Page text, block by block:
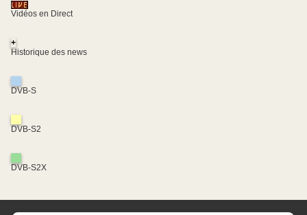
Vidéos en Direct
+
Historique des news
DVB-S
DVB-S2
DVB-S2X